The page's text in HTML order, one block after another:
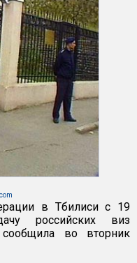
в Тбилиси с 19
российских виз
во вторник